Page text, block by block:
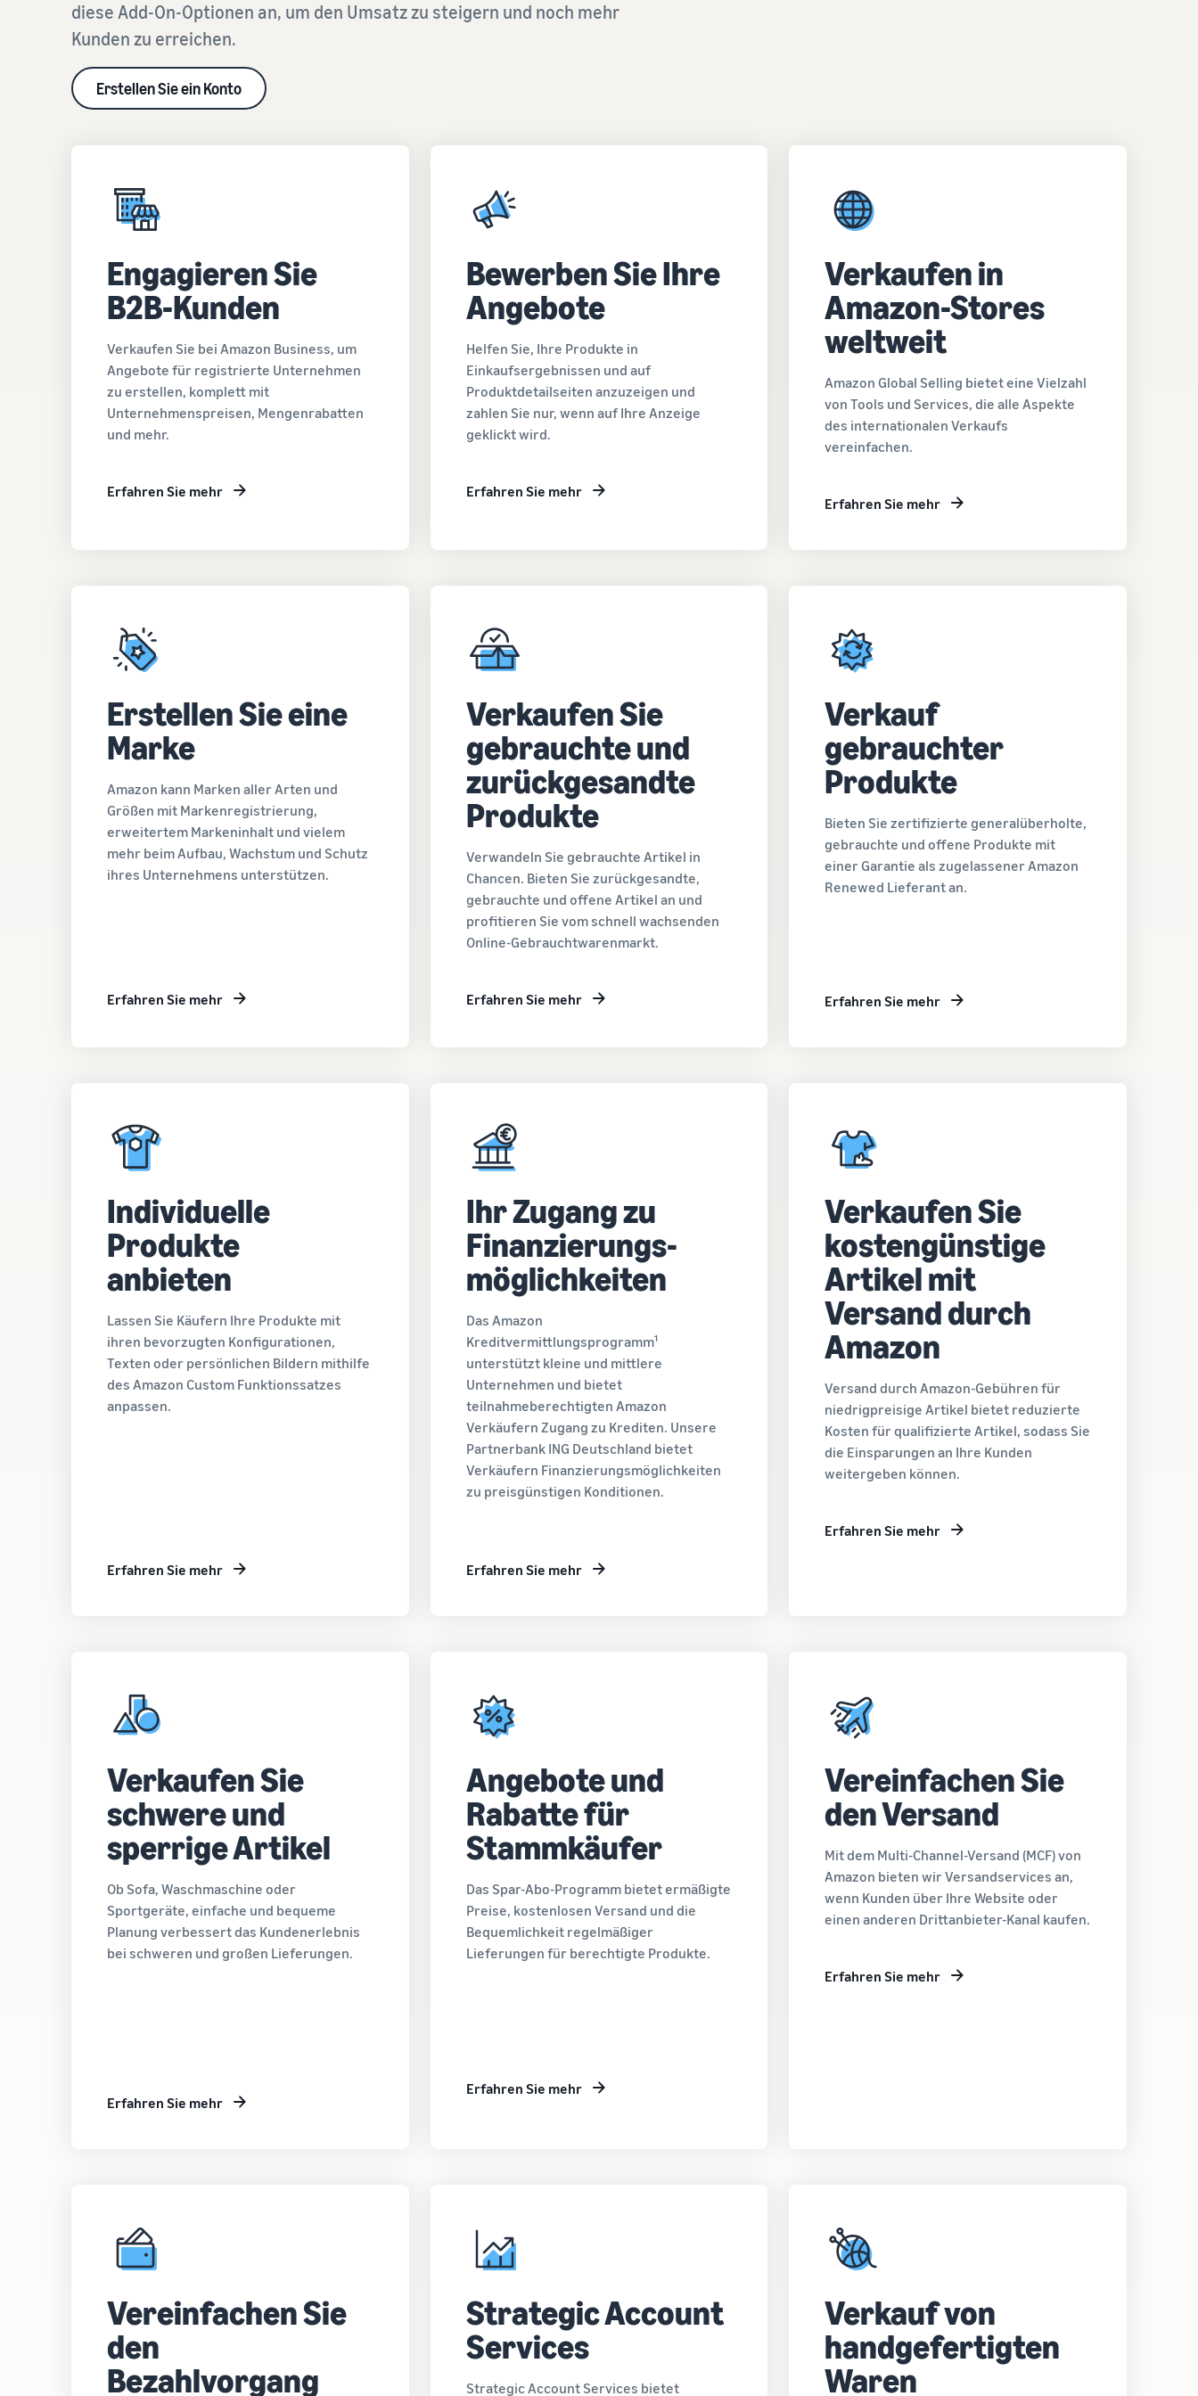
diese Add-On-Optionen an, um den Umsatz zu steigern und noch mehr
Kunden zu erreichen.
Erstellen Sie ein Konto
Engagieren Sie
B2B-Kunden
Verkaufen Sie bei Amazon Business, um
Angebote für registrierte Unternehmen
zu erstellen, komplett mit
Unternehmenspreisen, Mengenrabatten
und mehr.
Erfahren Sie mehr
Bewerben Sie Ihre
Angebote
Helfen Sie, Ihre Produkte in
Einkaufsergebnissen und auf
Produktdetailseiten anzuzeigen und
zahlen Sie nur, wenn auf Ihre Anzeige
geklickt wird.
Erfahren Sie mehr
Verkaufen in
Amazon-Stores
weltweit
Amazon Global Selling bietet eine Vielzahl
von Tools und Services, die alle Aspekte
des internationalen Verkaufs
vereinfachen.
Erfahren Sie mehr
Erstellen Sie eine
Marke
Amazon kann Marken aller Arten und
Größen mit Markenregistrierung,
erweitertem Markeninhalt und vielem
mehr beim Aufbau, Wachstum und Schutz
ihres Unternehmens unterstützen.
Erfahren Sie mehr
Verkaufen Sie
gebrauchte und
zurückgesandte
Produkte
Verwandeln Sie gebrauchte Artikel in
Chancen. Bieten Sie zurückgesandte,
gebrauchte und offene Artikel an und
profitieren Sie vom schnell wachsenden
Online-Gebrauchtwarenmarkt.
Erfahren Sie mehr
Verkauf
gebrauchter
Produkte
Bieten Sie zertifizierte generalüberholte,
gebrauchte und offene Produkte mit
einer Garantie als zugelassener Amazon
Renewed Lieferant an.
Erfahren Sie mehr
Individuelle
Produkte
anbieten
Lassen Sie Käufern Ihre Produkte mit
ihren bevorzugten Konfigurationen,
Texten oder persönlichen Bildern mithilfe
des Amazon Custom Funktionssatzes
anpassen.
Erfahren Sie mehr
Ihr Zugang zu
Finanzierungs-
möglichkeiten
Das Amazon
Kreditvermittlungsprogramm¹
unterstützt kleine und mittlere
Unternehmen und bietet
teilnahmeberechtigten Amazon
Verkäufern Zugang zu Krediten. Unsere
Partnerbank ING Deutschland bietet
Verkäufern Finanzierungsmöglichkeiten
zu preisgünstigen Konditionen.
Erfahren Sie mehr
Verkaufen Sie
kostengünstige
Artikel mit
Versand durch
Amazon
Versand durch Amazon-Gebühren für
niedrigpreisige Artikel bietet reduzierte
Kosten für qualifizierte Artikel, sodass Sie
die Einsparungen an Ihre Kunden
weitergeben können.
Erfahren Sie mehr
Verkaufen Sie
schwere und
sperrige Artikel
Ob Sofa, Waschmaschine oder
Sportgeräte, einfache und bequeme
Planung verbessert das Kundenerlebnis
bei schweren und großen Lieferungen.
Erfahren Sie mehr
Angebote und
Rabatte für
Stammkäufer
Das Spar-Abo-Programm bietet ermäßigte
Preise, kostenlosen Versand und die
Bequemlichkeit regelmäßiger
Lieferungen für berechtigte Produkte.
Erfahren Sie mehr
Vereinfachen Sie
den Versand
Mit dem Multi-Channel-Versand (MCF) von
Amazon bieten wir Versandservices an,
wenn Kunden über Ihre Website oder
einen anderen Drittanbieter-Kanal kaufen.
Erfahren Sie mehr
Vereinfachen Sie
den
Bezahlvorgang
Strategic Account
Services
Strategic Account Services bietet
Verkauf von
handgefertigten
Waren